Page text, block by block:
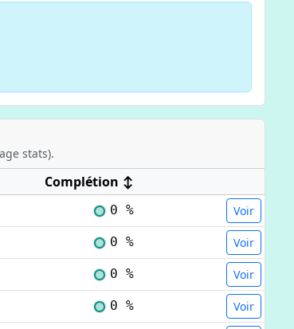
stats).
Complétion ↕
0 % Voir
0 % Voir
0 % Voir
0 % Voir